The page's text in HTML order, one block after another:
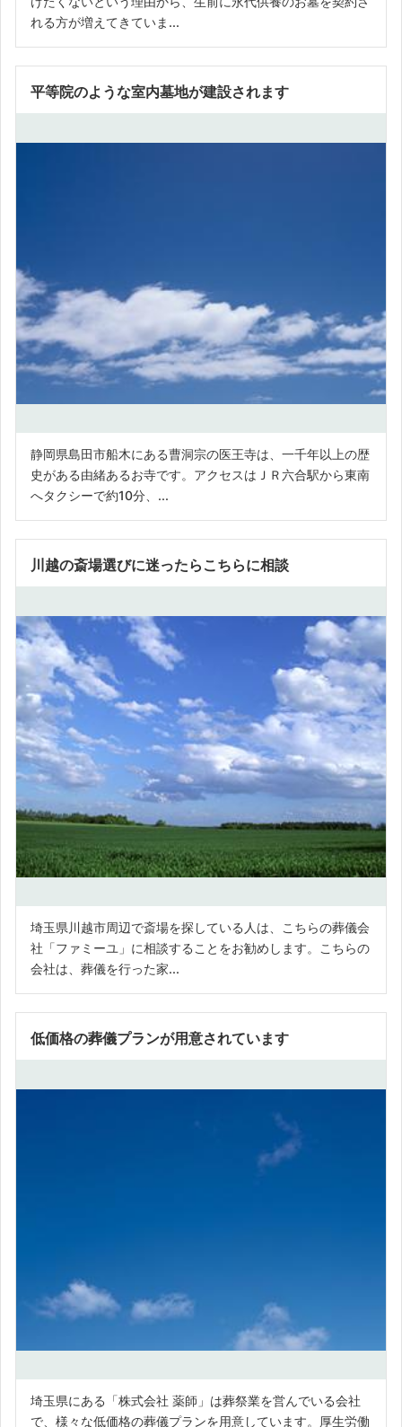
れる方が増えてきていま...
平等院のような室内墓地が建設されます
静岡県島田市船木にある曹洞宗の医王寺は、一千年以上の歴
史がある由緒あるお寺です。アクセスはＪＲ六合駅から東南
へタクシーで約10分、...
川越の斎場選びに迷ったらこちらに相談
埼玉県川越市周辺で斎場を探している人は、こちらの葬儀会
社「ファミーユ」に相談することをお勧めします。こちらの
会社は、葬儀を行った家...
低価格の葬儀プランが用意されています
埼玉県にある「株式会社 薬師」は葬祭業を営んでいる会社
で、様々な低価格の葬儀プランを用意しています。厚生労働